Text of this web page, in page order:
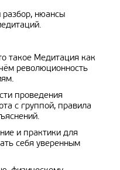
разбор, нюансы
такое Медитация как
революционность
проведения
с группой, правила
и практики для
себя уверенным